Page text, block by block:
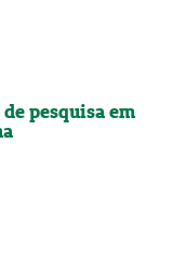
pesquisa em